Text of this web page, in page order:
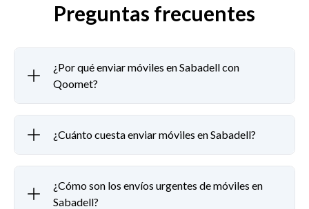
Preguntas frecuentes
¿Por qué enviar móviles en Sabadell con
Qoomet?
¿Cuánto cuesta enviar móviles en Sabadell?
¿Cómo son los envíos urgentes de móviles en
Sabadell?